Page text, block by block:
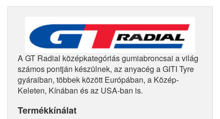
A GT Radial középkategóriás gumiabroncsai a világ
számos pontján készülnek, az anyacég a GITI Tyre
gyáraiban, többek között Európában, a Közép-
Keleten, Kínában és az USA-ban is.
Termékkínálat